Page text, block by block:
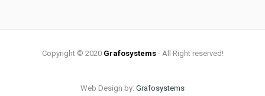
Copyright © 2020 Grafosystems- All Right reserved!
Web Design by: Grafosystems